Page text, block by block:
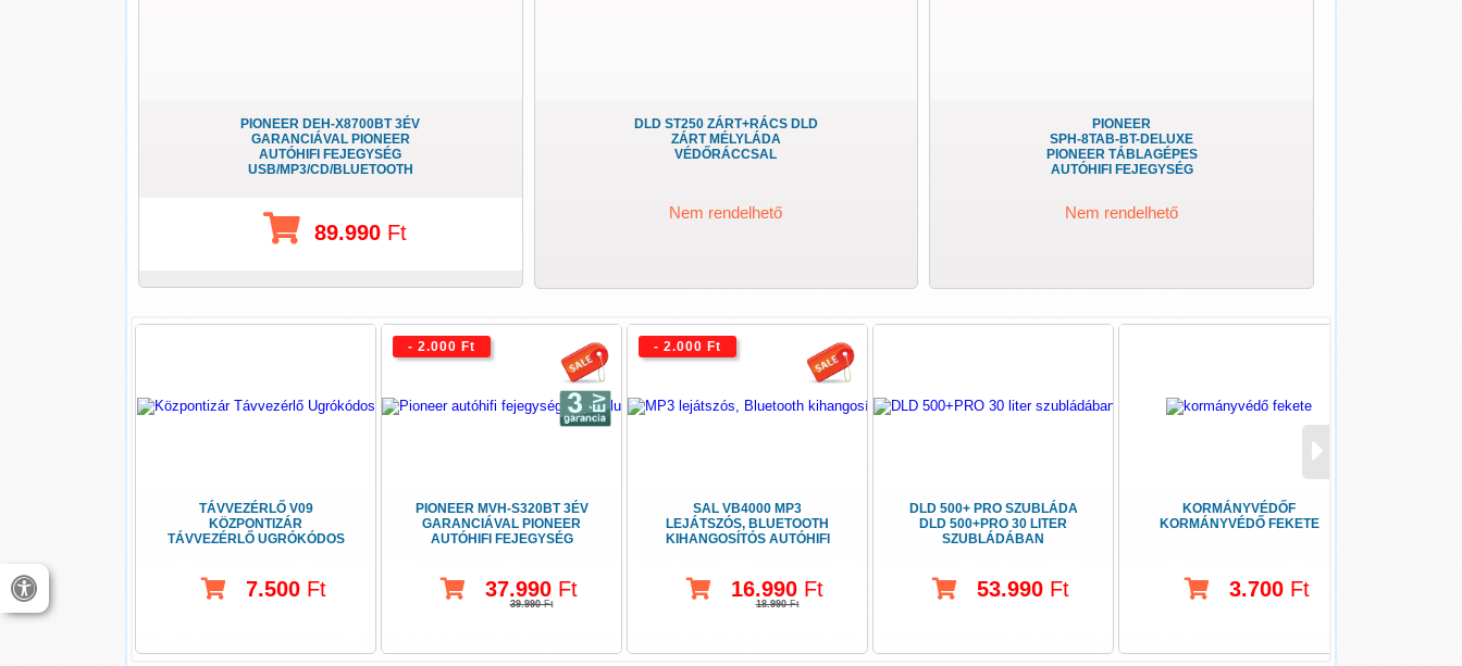
PIONEER DEH-X8700BT 3ÉV
GARANCIÁVAL PIONEER
AUTÓHIFI FEJEGYSÉG
USB/MP3/CD/BLUETOOTH
89.990Ft
DLD ST250 ZÁRT+RÁCS DLD
ZÁRT MÉLYLÁDA
VÉDŐRÁCCSAL
Nem rendelhető
PIONEER
SPH-8TAB-BT-DELUXE
PIONEER TÁBLAGÉPES
AUTÓHIFI FEJEGYSÉG
Nem rendelhető
TÁVVEZÉRLŐ V09
KÖZPONTIZÁR
TÁVVEZÉRLŐ UGRÓKÓDOS
7.500Ft
PIONEER MVH-S320BT 3ÉV
GARANCIÁVAL PIONEER
AUTÓHIFI FEJEGYSÉG
37.990 Ft
39.990Ft
- 2.000 Ft
SAL VB4000 MP3
LEJÁTSZÓS, BLUETOOTH
KIHANGOSÍTÓS AUTÓHIFI
16.990 Ft
18.990Ft
- 2.000 Ft
DLD 500+ PRO SZUBLÁDA
DLD 500+PRO 30 LITER
SZUBLÁDÁBAN
53.990 Ft
KORMÁNYVÉDŐF
KORMÁNYVÉDŐ FEKETE
3.700Ft